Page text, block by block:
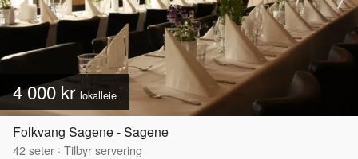
4 000 kr lokalleie
Folkvang Sagene - Sagene
42seter · Tilbyr servering